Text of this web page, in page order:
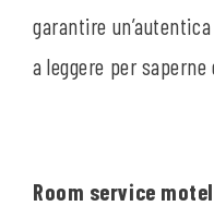
garantire
a leggere per saperne
Room service motel